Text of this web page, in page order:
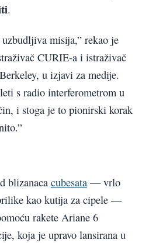
.
misija,” rekao je
CURIE-a i istraživač
u izjavi za medije.
s radio interferometrom u
i stoga je to pionirski korak
blizanaca cubesata — vrlo
kao kutija za cipele —
rakete Ariane 6
koja je upravo lansirana u